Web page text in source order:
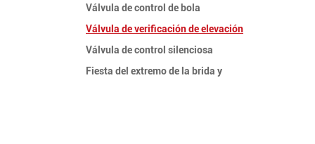
Válvula de control de bola
Válvula de verificación de elevación
Válvula de control silenciosa
Fiesta del extremo de la brida y